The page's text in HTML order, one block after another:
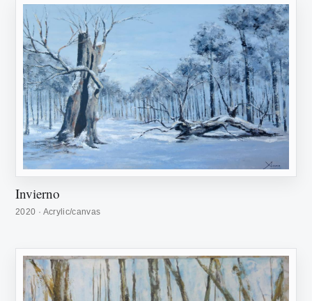
Invierno
2020 · Acrylic/canvas